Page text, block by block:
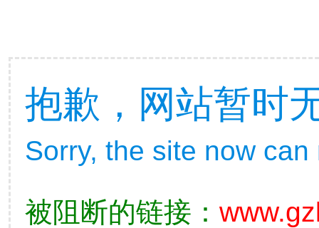
抱歉，网站暂时
Sorry, the site now
被阻断的链接：